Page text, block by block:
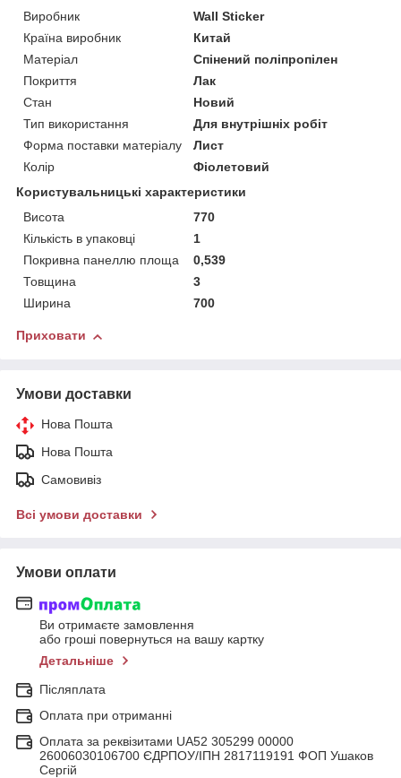
Виробник
Wall Sticker
Країна виробник
Китай
Матеріал
Спінений поліпропілен
Покриття
Лак
Стан
Новий
Тип використання
Для внутрішніх робіт
Форма поставки матеріалу
Лист
Колір
Фіолетовий
Користувальницькі характеристики
Висота
770
Кількість в упаковці
1
Покривна панеллю площа
0,539
Товщина
3
Ширина
700
Приховати
Умови доставки
Нова Пошта
Нова Пошта
Самовивіз
Всі умови доставки
Умови оплати
Ви отримаєте замовлення
або гроші повернуться на вашу картку
Детальніше
Післяплата
Оплата при отриманні
Оплата за реквізитами UA52 305299 00000
26006030106700 ЄДРПОУ/ІПН 2817119191 ФОП Ушаков
Сергій